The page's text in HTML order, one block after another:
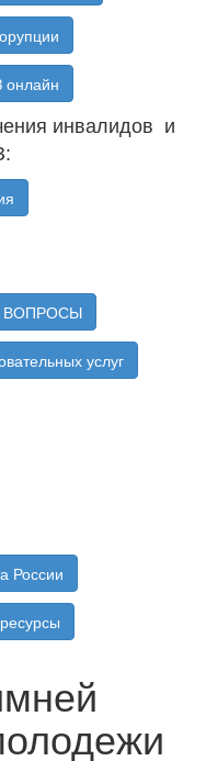
онлайн
инвалидов и
ВОПРОСЫ
услуг
России